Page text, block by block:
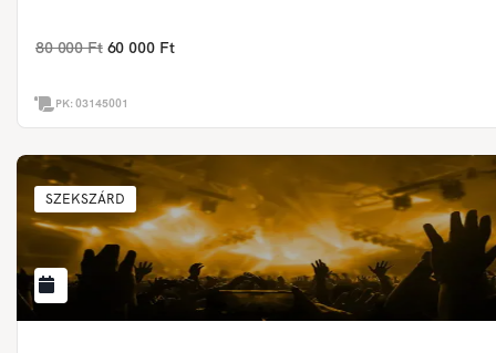
80 000 Ft 60 000 Ft
PK:03145001
SZEKSZÁRD